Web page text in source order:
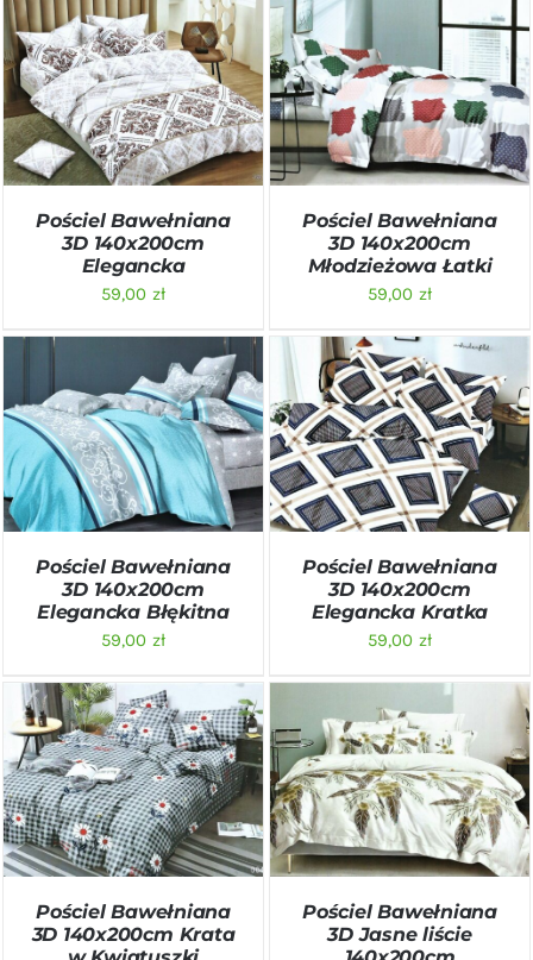
DODAJ DO KOSZYKA
/
SZCZEGÓŁY
Pościel Bawełniana
3D 140x200cm
Elegancka
59,00 zł
DODAJ DO KOSZYKA
/
SZCZEGÓŁY
Pościel Bawełniana
3D 140x200cm
Młodzieżowa Łatki
59,00 zł
DODAJ DO KOSZYKA
/
SZCZEGÓŁY
Pościel Bawełniana
3D 140x200cm
Elegancka Błękitna
59,00 zł
DODAJ DO KOSZYKA
/
SZCZEGÓŁY
Pościel Bawełniana
3D 140x200cm
Elegancka Kratka
59,00 zł
DODAJ DO KOSZYKA
/
SZCZEGÓŁY
Pościel Bawełniana
3D 140x200cm Krata
DODAJ DO KOSZYKA
/
SZCZEGÓŁY
Pościel Bawełniana
3D Jasne liście